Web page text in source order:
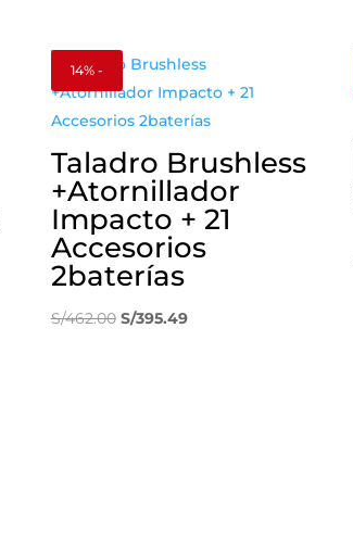
14% -
Taladro Brushless
+Atornillador
Impacto + 21
Accesorios
2baterías
S/462.00 El
S/395.49El